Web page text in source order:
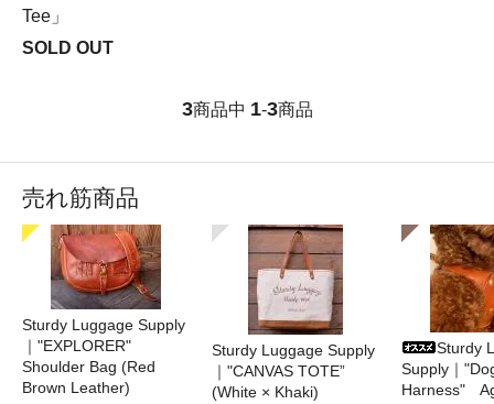
Tee」
SOLD OUT
3商品中 1-3商品
売れ筋商品
Sturdy Luggage Supply
｜"EXPLORER"
Shoulder Bag (Red
Brown Leather)
Sturdy Luggage Supply
｜"CANVAS TOTE”
(White × Khaki)
Sturdy
Supply｜
Harness"